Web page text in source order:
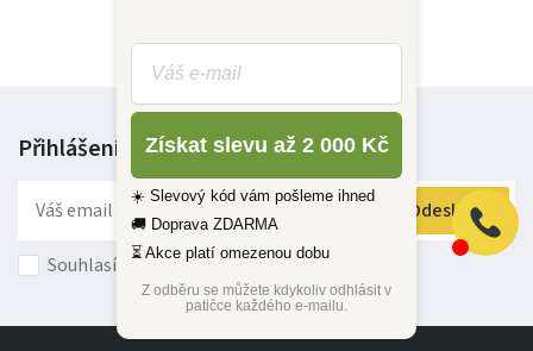
Přihlášení k odběrunovinek
Odeslat
Souhlasím sobchodními podmínkami
Získat slevu až 2 000 Kč
☀️ Slevový kód vám pošleme ihned
🚚 Doprava ZDARMA
⏳ Akce platí omezenou dobu
Z odběru se můžete kdykoliv odhlásit v
patičce každého e-mailu.